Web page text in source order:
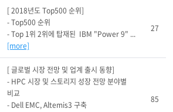
[ 2018년도 Top500 순위]
- Top500 순위
- Top 1위 2위에 탑재된  IBM "Power 9" ...
[more]
27
[ 글로벌 시장 전망 및 업계 출시 동향]
- HPC 시장 및 스토리지 성장 전망 분야별
비교
- Dell EMC, Altemis3 구축
85